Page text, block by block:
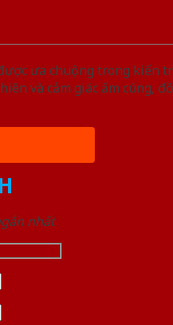
ưa chuộng trong
và cảm giác ấm
nhất